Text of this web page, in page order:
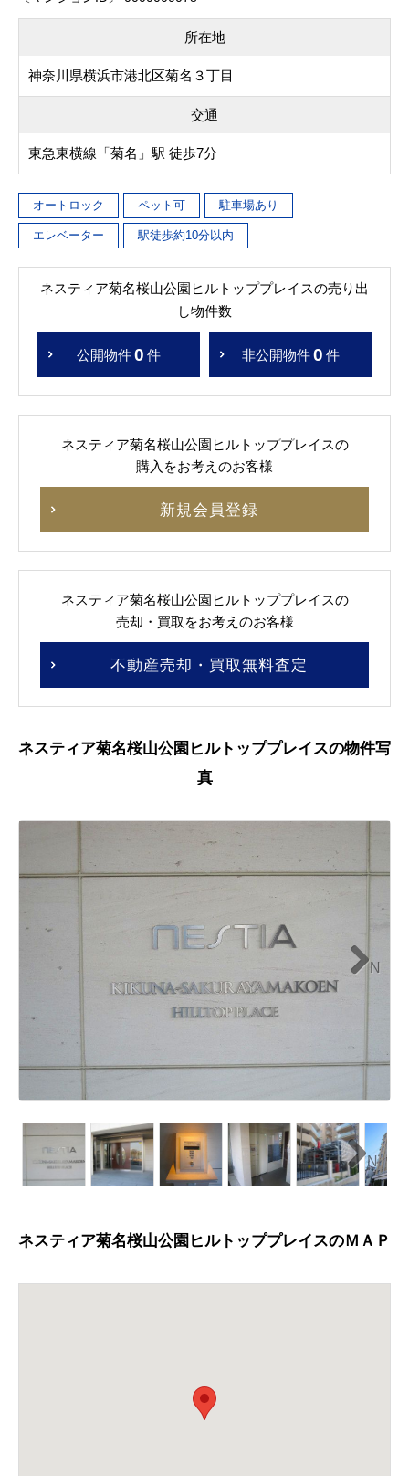
所在地
神奈川県横浜市港北区菊名３丁目
交通
東急東横線「菊名」駅 徒歩7分
オートロック ペット可 駐車場あり
エレベーター 駅徒歩約10分以内
ネスティア菊名桜山公園ヒルトッププレイスの売り出
し物件数
公開物件0 件 非公開物件 0 件
ネスティア菊名桜山公園ヒルトッププレイスの
購入をお考えのお客様
新規会員登録
ネスティア菊名桜山公園ヒルトッププレイスの
売却・買取をお考えのお客様
不動産売却・買取無料査定
ネスティア菊名桜山公園ヒルトッププレイスの物件写
真
N
N
ext
ネスティア菊名桜山公園ヒルトッププレイスのＭＡＰ